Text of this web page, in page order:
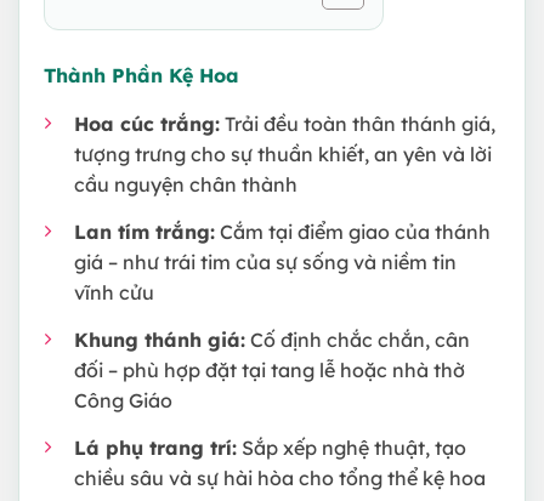
Thành Phần Kệ Hoa
Hoa cúc trắng: Trải đều toàn thân thánh giá,
tượng trưng cho sự thuần khiết, an yên và lời
cầu nguyện chân thành
Lan tím trắng: Cắm tại điểm giao của thánh
giá – như trái tim của sự sống và niềm tin
vĩnh cửu
Khung thánh giá: Cố định chắc chắn, cân
đối – phù hợp đặt tại tang lễ hoặc nhà thờ
Công Giáo
Lá phụ trang trí: Sắp xếp nghệ thuật, tạo
chiều sâu và sự hài hòa cho tổng thể kệ hoa